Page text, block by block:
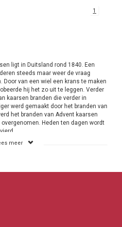
1
ligt in Duitsland rond 1840. Een
steeds maar weer de vraag
van een wiel een krans te maken
hij het zo uit te leggen. Verder
kaarsen branden die verder in
werd gemaakt door het branden van
het branden van Advent kaarsen
Heden ten dagen wordt
Je mag tijdens deze Kersttraditie
kan invullen. Met veel kaarsen of
beurs hebben zodoende ook de
Advent. Bij Kaarsen-online heb je
Het betreft de dunne
23 mm. De keus is aan jou.
meer